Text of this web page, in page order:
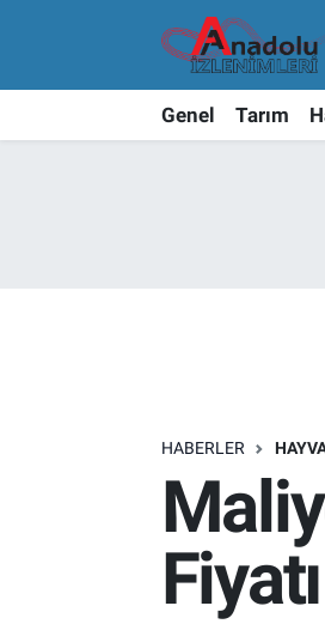
Genel Tarım
HABERLER